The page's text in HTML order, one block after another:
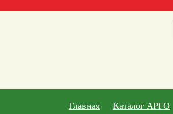
Главная Каталог АРГО